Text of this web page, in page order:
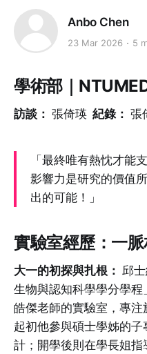
Anbo Chen
23 Mar 2026 5
學術部｜
訪談： 張倚瑛 紀錄： 張
「最終唯有熱忱才能
影響力是研究的價值
出的可能！」
實驗室經歷：一
大一的初探與扎根： 邱
生物與認知科學學分學
皓傑老師的實驗室，專注
起初他參與碩士學姊的
計；開學後則在學長姐